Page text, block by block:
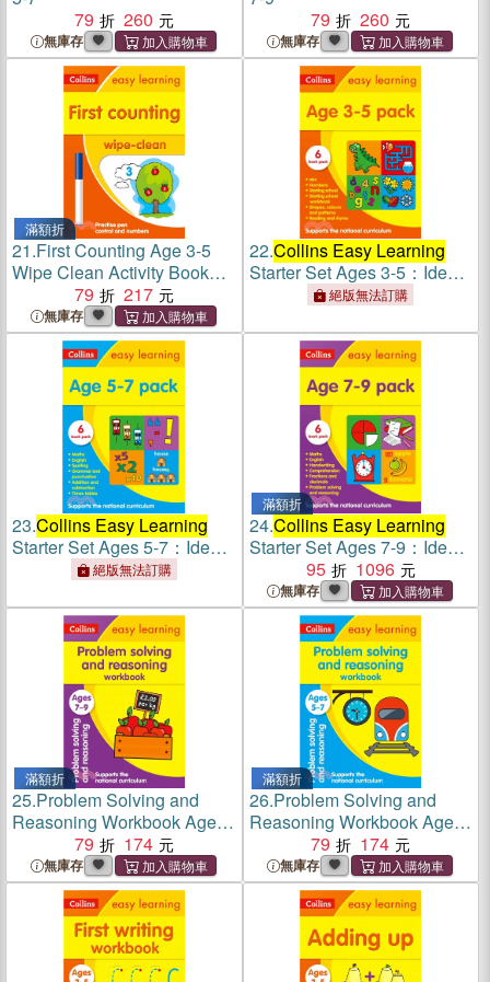
79
260
無庫存
79
260
無庫存
滿額折
21.First Counting Age 3-5
Wipe Clean Activity Book：
Ideal for Home Learning
79 217
無庫存
22.Collins Easy Learning
Starter Set Ages 3-5：Ideal
for Home Learning
絕版無法訂購
23.Collins Easy Learning
Starter Set Ages 5-7：Ideal
for Home Learning
絕版無法訂購
滿額折
24.Collins Easy Learning
Starter Set Ages 7-9：Ideal
for Home Learning
95 1096
無庫存
滿額折
25.Problem Solving and
Reasoning Workbook Ages
79 174
無庫存
滿額折
26.Problem Solving and
Reasoning Workbook Ages
79 174
無庫存